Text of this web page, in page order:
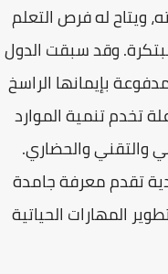
ويتاح له فرص التعلم
وقد سبقت الدول
بإيمانها الراسخ
تخدم تنمية الموارد
والتقني والحضاري.
تقدم معرفة جامدة
المهارات الحياتية